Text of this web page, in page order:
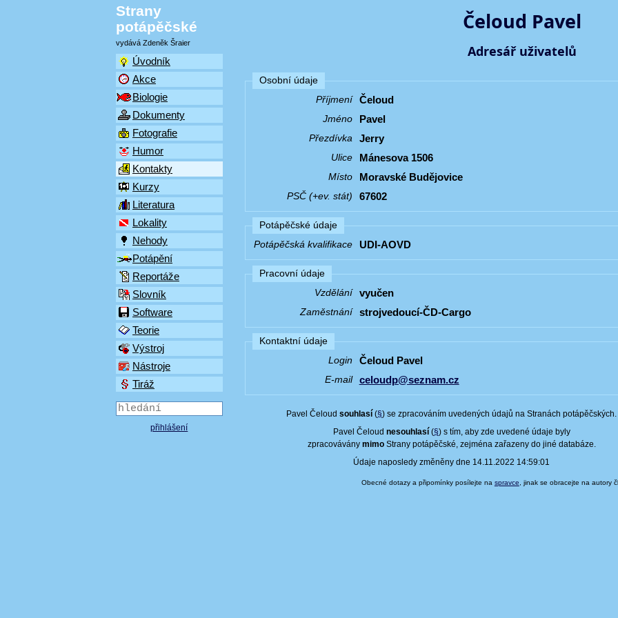
Strany
potápěčské
vydává Zdeněk Šraier
Úvodník
Akce
Biologie
Dokumenty
Fotografie
Humor
Kontakty
Kurzy
Literatura
Lokality
Nehody
Potápění
Reportáže
Slovník
Software
Teorie
Výstroj
Nástroje
Tiráž
přihlášení
Čeloud Pavel
Adresář uživatelů
Osobní údaje
Příjmení
Čeloud
Jméno Pavel
Přezdívka Jerry
Ulice Mánesova 1506
Místo Moravské Budějovice
PSČ (+ev. stát) 67602
Potápěčské údaje
Potápěčská kvalifikace
UDI-AOVD
Pracovní údaje
Vzdělání
vyučen
Zaměstnání strojvedoucí-ČD-Cargo
Kontaktní údaje
Login
Čeloud Pavel
E-mail celoudp@seznam.cz
Pavel Čeloudsouhlasí (§) se zpracováním uvedených údajů na Stranách potápěčských.
Pavel Čeloud nesouhlasí(§) s tím, aby zde uvedené údaje byly
zpracovávány mimoStrany potápěčské, zejména zařazeny do jiné databáze.
Údaje naposledy změněny dne 14.11.2022 14:59:01
Obecné dotazy a připomínky posílejte na spravce , jinak se obracejte na autory